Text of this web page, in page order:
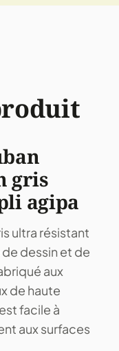
gris
agipa
ultra résistant
dessin et de
aux
de haute
facile à
aux surfaces